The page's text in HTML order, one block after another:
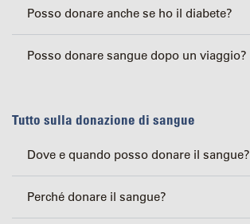
Posso donare anche se ho il diabete?
Posso donare sangue dopo un viaggio?
Tutto sulla donazione di sangue
Dove e quando posso donare il sangue?
Perché donare il sangue?